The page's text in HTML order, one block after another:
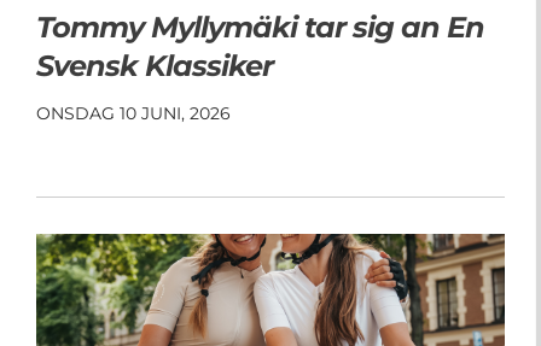
Tommy Myllymäki tar sig an En
Svensk Klassiker
ONSDAG 10 JUNI, 2026